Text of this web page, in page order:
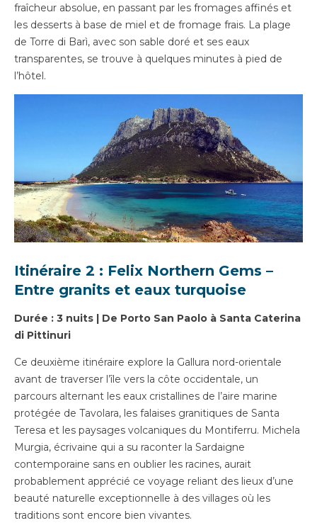
fraîcheur absolue, en passant par les fromages affinés et
les desserts à base de miel et de fromage frais. La plage
de Torre di Barì, avec son sable doré et ses eaux
transparentes, se trouve à quelques minutes à pied de
l’hôtel.
Itinéraire 2 : Felix Northern Gems –
Entre granits et eaux turquoise
Durée : 3 nuits | De Porto San Paolo à Santa Caterina
di Pittinuri
Ce deuxième itinéraire explore la Gallura nord-orientale
avant de traverser l’île vers la côte occidentale, un
parcours alternant les eaux cristallines de l’aire marine
protégée de Tavolara, les falaises granitiques de Santa
Teresa et les paysages volcaniques du Montiferru. Michela
Murgia, écrivaine qui a su raconter la Sardaigne
contemporaine sans en oublier les racines, aurait
probablement apprécié ce voyage reliant des lieux d’une
beauté naturelle exceptionnelle à des villages où les
traditions sont encore bien vivantes.